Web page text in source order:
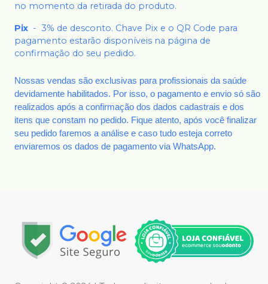
no momento da retirada do produto.
Pix - 3% de desconto. Chave Pix e o QR Code para
pagamento estarão disponíveis na página de
confirmação do seu pedido.
Nossas vendas são exclusivas para profissionais da saúde
devidamente habilitados. Por isso, o pagamento e envio só são
realizados após a confirmação dos dados cadastrais e dos
itens que constam no pedido. Fique atento, após você finalizar
seu pedido faremos a análise e caso tudo esteja correto
enviaremos os dados de pagamento via WhatsApp.